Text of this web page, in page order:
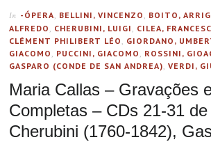
In -ÓPERA, BELLINI, VINCENZO , BOITO,
ALFREDO , CHERUBINI, LUIGI , CILEA,
CLÉMENT PHILIBERT LÉO , GIORDANO,
GIACOMO , PUCCINI, GIACOMO , ROSSINI,
GASPARO (CONDE DE SAN ANDREA),VERDI,
Maria Callas – Gravações
Completas – CDs 21-31
Cherubini (1760-1842),